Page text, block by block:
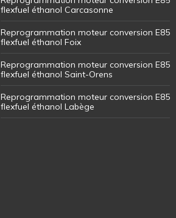
flexfuel éthanol Carcasonne
Reprogrammation moteur conversion E85
flexfuel éthanol Foix
Reprogrammation moteur conversion E85
flexfuel éthanol Saint-Orens
Reprogrammation moteur conversion E85
flexfuel éthanol Labège